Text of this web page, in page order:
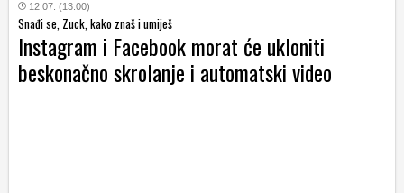
12.07. (13:00)
Snađi se, Zuck, kako znaš i umiješ
Instagram i Facebook morat će ukloniti
beskonačno skrolanje i automatski video